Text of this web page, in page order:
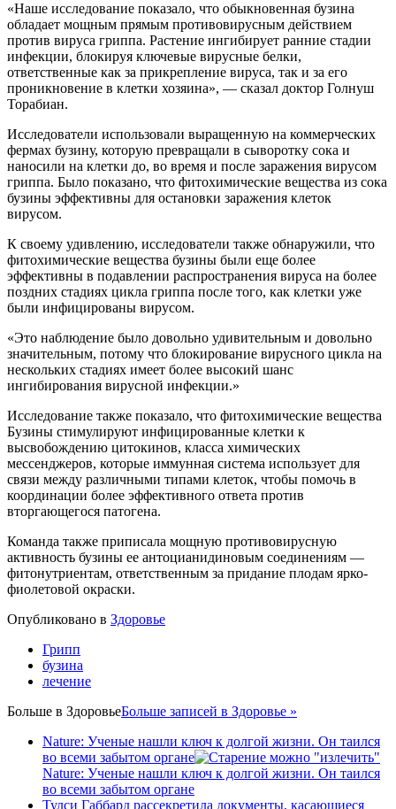
«Наше исследование показало, что обыкновенная бузина
обладает мощным прямым противовирусным действием
против вируса гриппа. Растение ингибирует ранние стадии
инфекции, блокируя ключевые вирусные белки,
ответственные как за прикрепление вируса, так и за его
проникновение в клетки хозяина», — сказал доктор Голнуш
Торабиан.
Исследователи использовали выращенную на коммерческих
фермах бузину, которую превращали в сыворотку сока и
наносили на клетки до, во время и после заражения вирусом
гриппа. Было показано, что фитохимические вещества из сока
бузины эффективны для остановки заражения клеток
вирусом.
К своему удивлению, исследователи также обнаружили, что
фитохимические вещества бузины были еще более
эффективны в подавлении распространения вируса на более
поздних стадиях цикла гриппа после того, как клетки уже
были инфицированы вирусом.
«Это наблюдение было довольно удивительным и довольно
значительным, потому что блокирование вирусного цикла на
нескольких стадиях имеет более высокий шанс
ингибирования вирусной инфекции.»
Исследование также показало, что фитохимические вещества
Бузины стимулируют инфицированные клетки к
высвобождению цитокинов, класса химических
мессенджеров, которые иммунная система использует для
связи между различными типами клеток, чтобы помочь в
координации более эффективного ответа против
вторгающегося патогена.
Команда также приписала мощную противовирусную
активность бузины ее антоцианидиновым соединениям —
фитонутриентам, ответственным за придание плодам ярко-
фиолетовой окраски.
Опубликовано в Здоровье
Грипп
бузина
лечение
Больше в ЗдоровьеБольше записей в Здоровье »
Nature: Ученые нашли ключ к долгой жизни. Он таился
во всеми забытом органе
Nature: Ученые нашли ключ к долгой жизни. Он таился
во всеми забытом органе
Тулси Габбард рассекретила документы, касающиеся